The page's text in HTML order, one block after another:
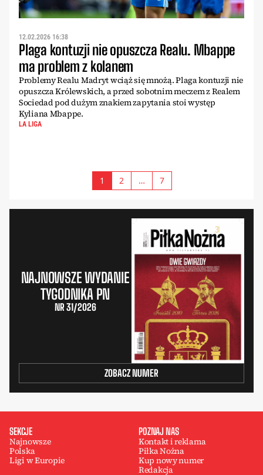
12.02.2026 16:38
Plaga kontuzji nie opuszcza Realu. Mbappe
ma problem z kolanem
Problemy Realu Madryt wciąż się mnożą. Plaga kontuzji nie
opuszcza Królewskich, a przed sobotnim meczem z Realem
Sociedad pod dużym znakiem zapytania stoi występ
Kyliana Mbappe.
LA LIGA
1 2 … 7
NAJNOWSZE WYDANIE
TYGODNIKA PN
NR 31/2026
ZOBACZ NUMER
SEKCJE
Najnowsze
Polska
Ligi w Europie
POZNAJ NAS
Kontakt i reklama
Piłka Nożna
Kup nowy numer
Redakcja